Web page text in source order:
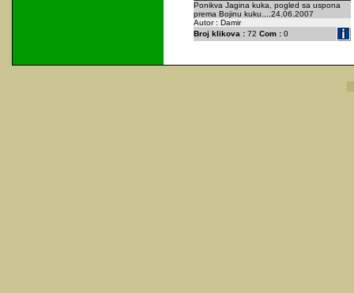
Ponikva Jagina kuka, pogled sa uspona
prema Bojinu kuku....24.06.2007
Autor : Damir
Broj klikova :72 Com :0